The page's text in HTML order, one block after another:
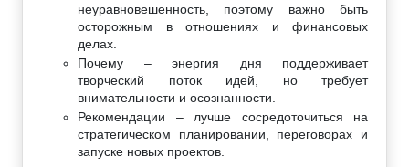
неуравновешенность, поэтому важно быть
осторожным в отношениях и финансовых
делах.
Почему – энергия дня поддерживает
творческий поток идей, но требует
внимательности и осознанности.
Рекомендации – лучше сосредоточиться на
стратегическом планировании, переговорах и
запуске новых проектов.